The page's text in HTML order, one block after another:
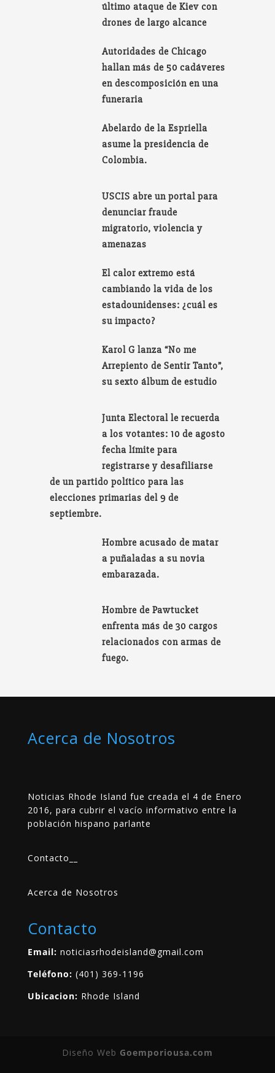
último ataque de Kiev con
drones de largo alcance
Autoridades de Chicago
hallan más de 50 cadáveres
en descomposición en una
funeraria
Abelardo de la Espriella
asume la presidencia de
Colombia.
USCIS abre un portal para
denunciar fraude
migratorio, violencia y
amenazas
El calor extremo está
cambiando la vida de los
estadounidenses: ¿cuál es
su impacto?
Karol G lanza “No me
Arrepiento de Sentir Tanto”,
su sexto álbum de estudio
Junta Electoral le recuerda
a los votantes: 10 de agosto
fecha límite para
registrarse y desafiliarse
de un partido político para las
elecciones primarias del 9 de
septiembre.
Hombre acusado de matar
a puñaladas a su novia
embarazada.
Hombre de Pawtucket
enfrenta más de 30 cargos
relacionados con armas de
fuego.
Acerca de Nosotros
Noticias Rhode Island fue creada el 4 de Enero
2016, para cubrir el vacío informativo entre la
población hispano parlante
Contacto
Acerca de Nosotros
Contacto
Email: noticiasrhodeisland@gmail.com
Teléfono: (401) 369-1196
Ubicacion: Rhode Island
Diseño Web Goemporiousa.com